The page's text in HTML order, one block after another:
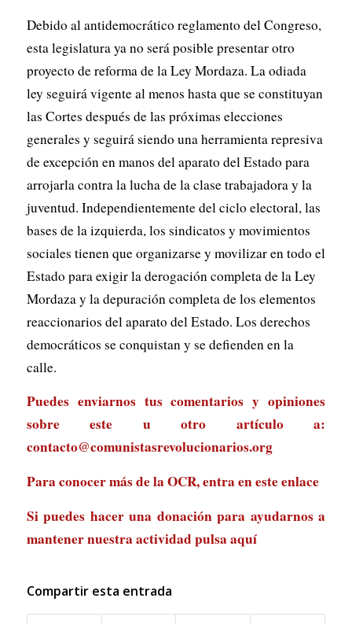
Debido al antidemocrático reglamento del Congreso,
esta legislatura ya no será posible presentar otro
proyecto de reforma de la Ley Mordaza. La odiada
ley seguirá vigente al menos hasta que se constituyan
las Cortes después de las próximas elecciones
generales y seguirá siendo una herramienta represiva
de excepción en manos del aparato del Estado para
arrojarla contra la lucha de la clase trabajadora y la
juventud. Independientemente del ciclo electoral, las
bases de la izquierda, los sindicatos y movimientos
sociales tienen que organizarse y movilizar en todo el
Estado para exigir la derogación completa de la Ley
Mordaza y la depuración completa de los elementos
reaccionarios del aparato del Estado. Los derechos
democráticos se conquistan y se defienden en la
calle.
Puedes enviarnos tus comentarios y opiniones
sobre este u otro artículo a:
contacto@comunistasrevolucionarios.org
Para conocer más de la OCR, entra eneste enlace
Si puedes hacer una donación para ayudarnos a
mantener nuestra actividad pulsa aquí
Compartir esta entrada